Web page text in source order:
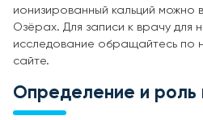
ионизированный кальций можно
Озёрах. Для записи к врачу для
исследование обращайтесь по
сайте.
Определение и роль